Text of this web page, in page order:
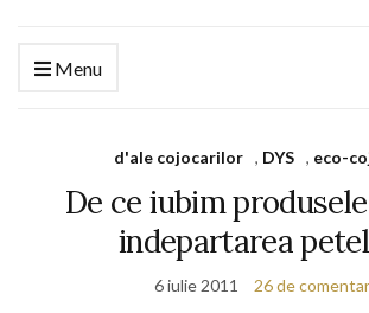
Menu
d'ale cojocarilor , DYS , eco-
De ce iubim
indepartarea
6 iulie 2011 26 de